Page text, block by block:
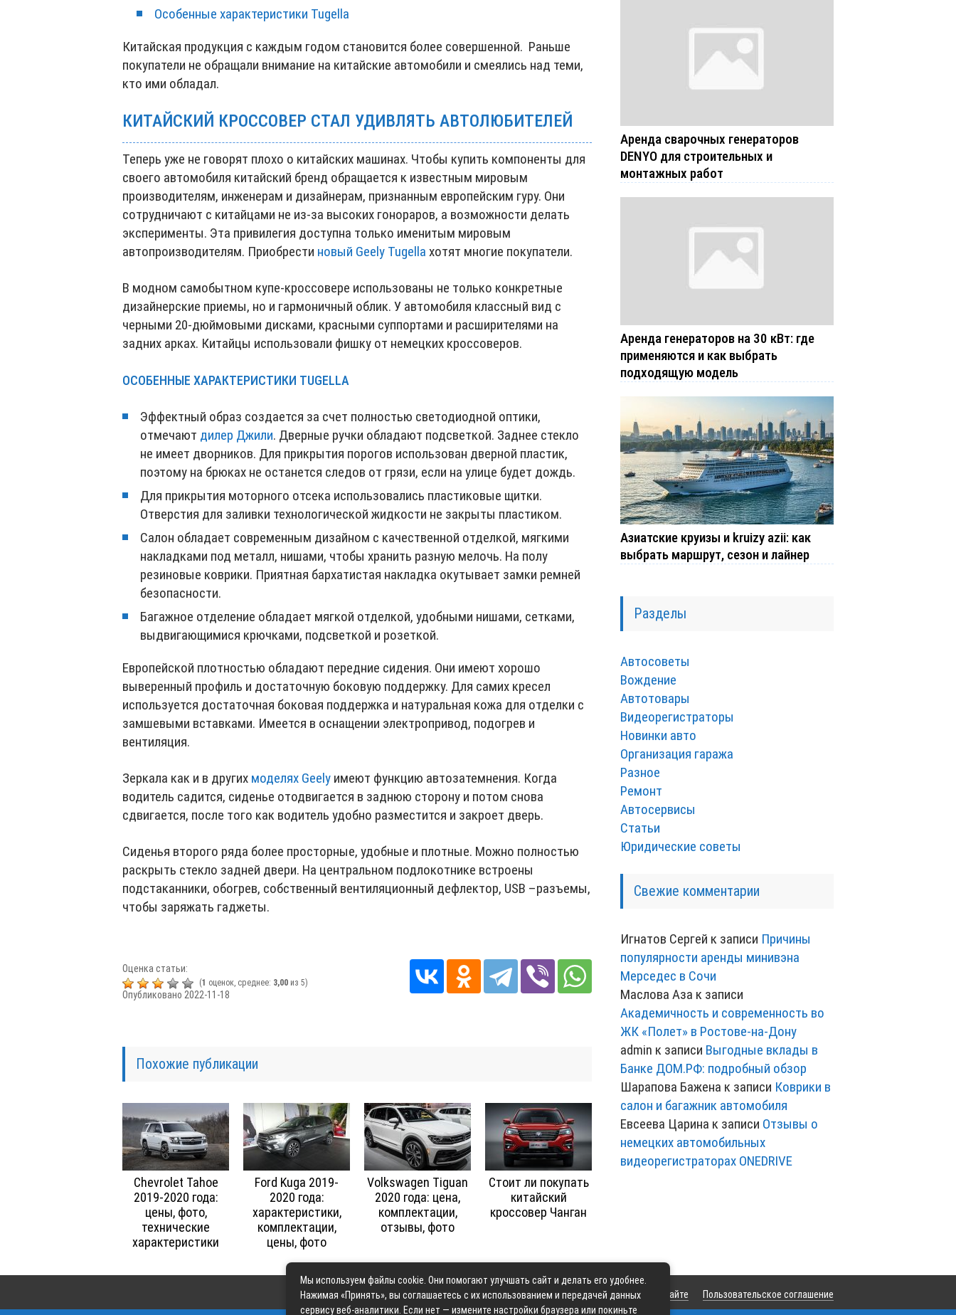
Особенные характеристики Tugella
Китайская продукция с каждым годом становится более совершенной. Раньше
покупатели не обращали внимание на китайские автомобили и смеялись над теми,
кто ими обладал.
КИТАЙСКИЙ КРОССОВЕР СТАЛ УДИВЛЯТЬ АВТОЛЮБИТЕЛЕЙ
Теперь уже не говорят плохо о китайских машинах. Чтобы купить компоненты для
своего автомобиля китайский бренд обращается к известным мировым
производителям, инженерам и дизайнерам, признанным европейским гуру. Они
сотрудничают с китайцами не из-за высоких гонораров, а возможности делать
эксперименты. Эта привилегия доступна только именитым мировым
автопроизводителям. Приобрести новый Geely Tugella хотят многие покупатели.
В модном самобытном купе-кроссовере использованы не только конкретные
дизайнерские приемы, но и гармоничный облик. У автомобиля классный вид с
черными 20-дюймовыми дисками, красными суппортами и расширителями на
задних арках. Китайцы использовали фишку от немецких кроссоверов.
ОСОБЕННЫЕ ХАРАКТЕРИСТИКИ TUGELLA
Эффектный образ создается за счет полностью светодиодной оптики,
отмечают дилер Джили. Дверные ручки обладают подсветкой. Заднее стекло
не имеет дворников. Для прикрытия порогов использован дверной пластик,
поэтому на брюках не останется следов от грязи, если на улице будет дождь.
Для прикрытия моторного отсека использовались пластиковые щитки.
Отверстия для заливки технологической жидкости не закрыты пластиком.
Салон обладает современным дизайном с качественной отделкой, мягкими
накладками под металл, нишами, чтобы хранить разную мелочь. На полу
резиновые коврики. Приятная бархатистая накладка окутывает замки ремней
безопасности.
Багажное отделение обладает мягкой отделкой, удобными нишами, сетками,
выдвигающимися крючками, подсветкой и розеткой.
Европейской плотностью обладают передние сидения. Они имеют хорошо
выверенный профиль и достаточную боковую поддержку. Для самих кресел
используется достаточная боковая поддержка и натуральная кожа для отделки с
замшевыми вставками. Имеется в оснащении электропривод, подогрев и
вентиляция.
Зеркала как и в других моделях Geely имеют функцию автозатемнения. Когда
водитель садится, сиденье отодвигается в заднюю сторону и потом снова
сдвигается, после того как водитель удобно разместится и закроет дверь.
Сиденья второго ряда более просторные, удобные и плотные. Можно полностью
раскрыть стекло задней двери. На центральном подлокотнике встроены
подстаканники, обогрев, собственный вентиляционный дефлектор, USB –разъемы,
чтобы заряжать гаджеты.
Оценка статьи:
(1 оценок, среднее: 3,00 из 5)
Опубликовано 2022-11-18
Похожие публикации
Chevrolet Tahoe
2019-2020 года:
цены, фото,
технические
характеристики
Ford Kuga 2019-
2020 года:
характеристики,
комплектации,
цены, фото
Volkswagen Tiguan
2020 года: цена,
комплектации,
отзывы, фото
Стоит ли покупать
китайский
кроссовер Чанган
Аренда сварочных генераторов
DENYO для строительных и
монтажных работ
Аренда генераторов на 30 кВт: где
применяются и как выбрать
подходящую модель
Азиатские круизы и kruizy azii: как
выбрать маршрут, сезон и лайнер
Разделы
Автосоветы
Вождение
Автотовары
Видеорегистраторы
Новинки авто
Организация гаража
Разное
Ремонт
Автосервисы
Статьи
Юридические советы
Свежие комментарии
Игнатов Сергей к записи Причины
популярности аренды минивэна
Мерседес в Сочи
Маслова Аза к записи
Академичность и современность во
ЖК «Полет» в Ростове-на-Дону
admin к записи Выгодные вклады в
Банке ДОМ.РФ: подробный обзор
Шарапова Бажена к записи Коврики в
салон и багажник автомобиля
Евсеева Царина к записи Отзывы о
немецких автомобильных
видеорегистраторах ONEDRIVE
Контакты Карта сайта О сайте Пользовательское соглашение
Мы используем файлы cookie. Они помогают улучшать сайт и делать его удобнее.
Нажимая «Принять», вы соглашаетесь с их использованием и передачей данных
сервису веб-аналитики. Если нет — измените настройки браузера или покиньте